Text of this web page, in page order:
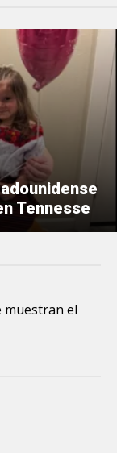
Tennesse
muestran el